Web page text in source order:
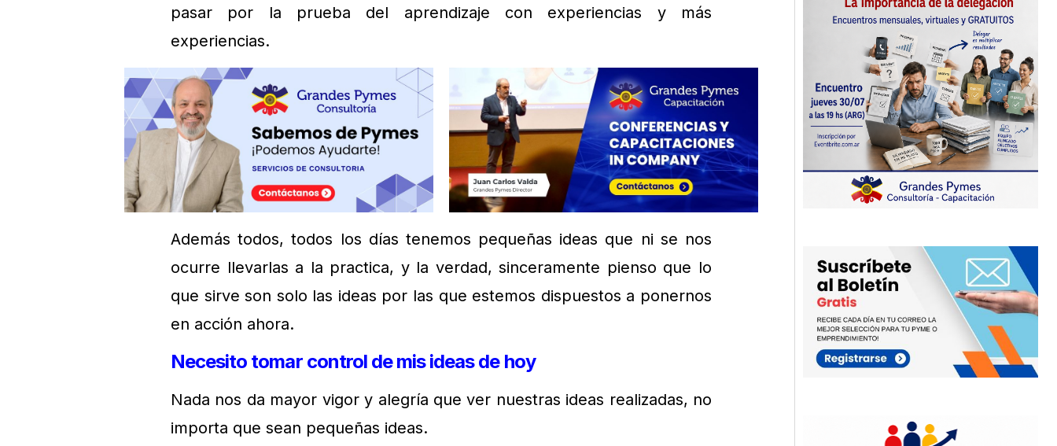
pasar por la prueba del aprendizaje con experiencias y más
experiencias.
Además todos, todos los días tenemos pequeñas ideas que ni se nos
ocurre llevarlas a la practica, y la verdad, sinceramente pienso que lo
que sirve son solo las ideas por las que estemos dispuestos a ponernos
en acción ahora.
Necesito tomar control de mis ideas de hoy
Nada nos da mayor vigor y alegría que ver nuestras ideas realizadas, no
importa que sean pequeñas ideas.